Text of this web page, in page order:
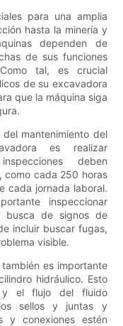
para una amplia
hasta la minería y
dependen de
de sus funciones
tal, es crucial
de su excavadora
que la máquina siga
mantenimiento del
es realizar
deben
como cada 250 horas
cada jornada laboral.
inspeccionar
busca de signos de
incluir buscar fugas,
visible.
es importante
hidráulico. Esto
y el flujo del fluido
sellos y juntas y
y conexiones estén